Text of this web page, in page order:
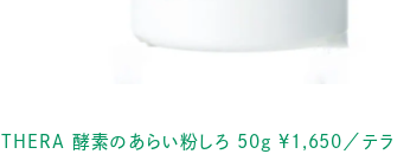
THERA 酵素のあらい粉しろ 50g ¥1,650／テラ